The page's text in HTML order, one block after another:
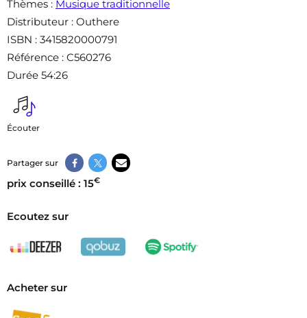
Thèmes : Musique traditionnelle
Distributeur : Outhere
ISBN : 3415820000791
Référence : C560276
Durée 54:26
Écouter
Partager sur
prix conseillé : 15€
Ecoutez sur
Acheter sur